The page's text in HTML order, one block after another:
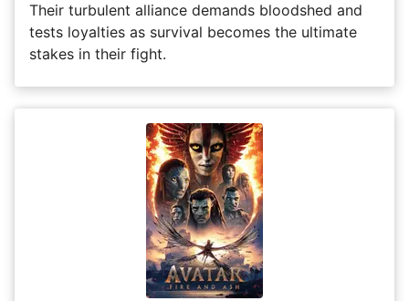
Their turbulent alliance demands bloodshed and
tests loyalties as survival becomes the ultimate
stakes in their fight.